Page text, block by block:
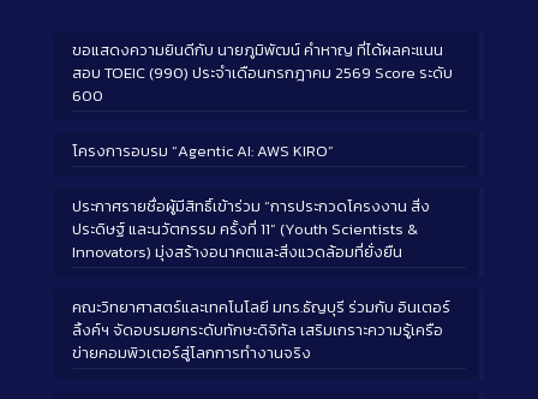
ขอแสดงความยินดีกับ นายภูมิพัฒน์ คำหาญ ที่ได้ผลคะแนน
สอบ TOEIC (990) ประจำเดือนกรกฎาคม 2569 Score ระดับ
600
โครงการอบรม “Agentic AI: AWS KIRO”
ประกาศรายชื่อผู้มีสิทธิ์เข้าร่วม “การประกวดโครงงาน สิ่ง
ประดิษฐ์ และนวัตกรรม ครั้งที่ 11” (Youth Scientists &
Innovators) มุ่งสร้างอนาคตและสิ่งแวดล้อมที่ยั่งยืน
คณะวิทยาศาสตร์และเทคโนโลยี มทร.ธัญบุรี ร่วมกับ อินเตอร์
ลิ้งค์ฯ จัดอบรมยกระดับทักษะดิจิทัล เสริมเกราะความรู้เครือ
ข่ายคอมพิวเตอร์สู่โลกการทำงานจริง